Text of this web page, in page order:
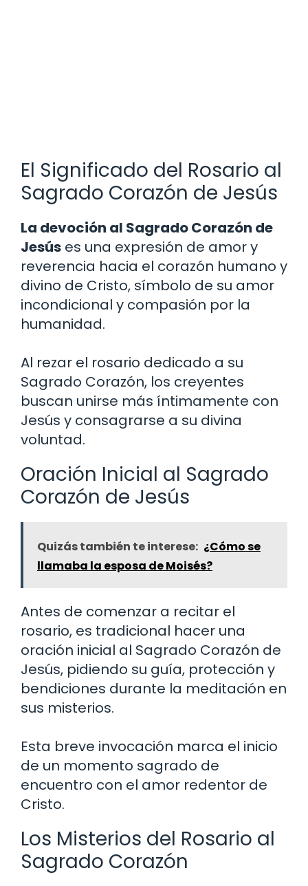
El Significado del Rosario al
Sagrado Corazón de Jesús
La devoción al Sagrado Corazón de
Jesús es una expresión de amor y
reverencia hacia el corazón humano y
divino de Cristo, símbolo de su amor
incondicional y compasión por la
humanidad.
Al rezar el rosario dedicado a su
Sagrado Corazón, los creyentes
buscan unirse más íntimamente con
Jesús y consagrarse a su divina
voluntad.
Oración Inicial al Sagrado
Corazón de Jesús
Quizás también te interese: ¿Cómo se
llamaba la esposa de Moisés?
Antes de comenzar a recitar el
rosario, es tradicional hacer una
oración inicial al Sagrado Corazón de
Jesús, pidiendo su guía, protección y
bendiciones durante la meditación en
sus misterios.
Esta breve invocación marca el inicio
de un momento sagrado de
encuentro con el amor redentor de
Cristo.
Los Misterios del Rosario al
Sagrado Corazón